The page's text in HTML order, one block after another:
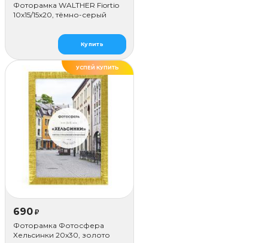
Фоторамка WALTHER Fiortio
10x15/15х20, тёмно-серый
Купить
УСПЕЙ КУПИТЬ
ДЕЛАЕМ САМИ
690 ₽
Фоторамка Фотосфера
Хельсинки 20x30, золото